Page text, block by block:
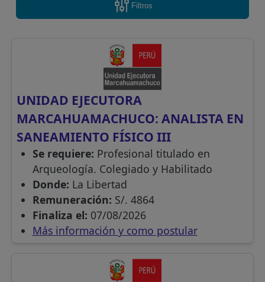
Filtros
UNIDAD EJECUTORA
MARCAHUAMACHUCO: ANALISTA EN
SANEAMIENTO FÍSICO III
Se requiere: Profesional titulado en
Arqueología. Colegiado y Habilitado
Donde: La Libertad
Remuneración: S/. 4864
Finaliza el: 07/08/2026
Más información y como postular